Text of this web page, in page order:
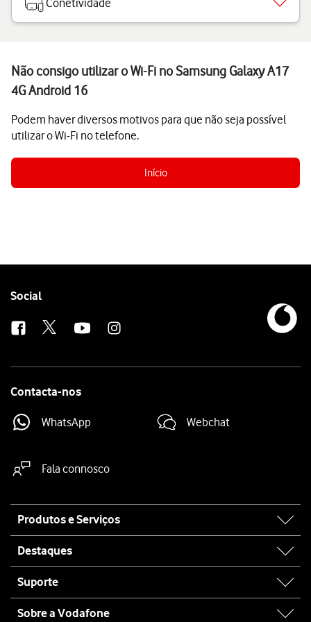
Conetividade
Não consigo utilizar o Wi-Fi no Samsung Galaxy A17
4G Android 16
Podem haver diversos motivos para que não seja possível
utilizar o Wi-Fi no telefone.
Início
Follow
Social
Contacta-nos
WhatsApp Webchat
Fala connosco
map
Produtos e Serviços
Destaques
Suporte
Sobre a Vodafone